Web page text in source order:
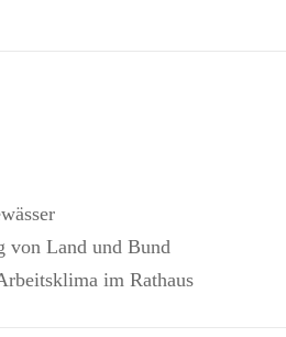
von Land und Bund
im Rathaus